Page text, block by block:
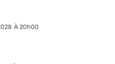
À 20h00